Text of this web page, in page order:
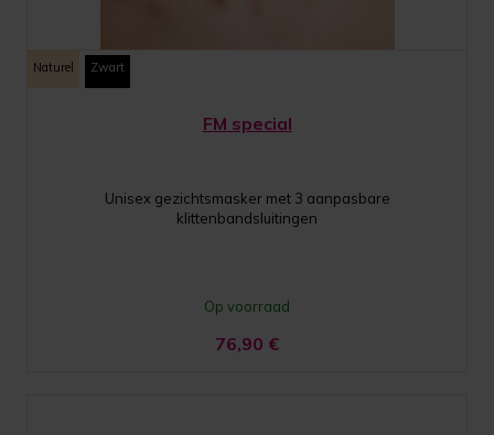
Naturel Zwart
FM special
Unisex gezichtsmasker met 3 aanpasbare
klittenbandsluitingen
Op voorraad
76,90 €